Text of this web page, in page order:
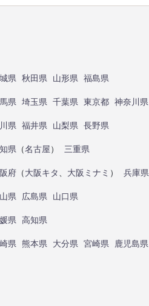
県 秋田県 山形県 福島県
県 埼玉県 千葉県 東京都 神奈川県
県 福井県 山梨県 長野県
県 （名古屋） 三重県
府 （大阪キタ 大阪ミナミ ） 兵庫県
県 広島県 山口県
県 高知県
県 熊本県 大分県 宮崎県 鹿児島県